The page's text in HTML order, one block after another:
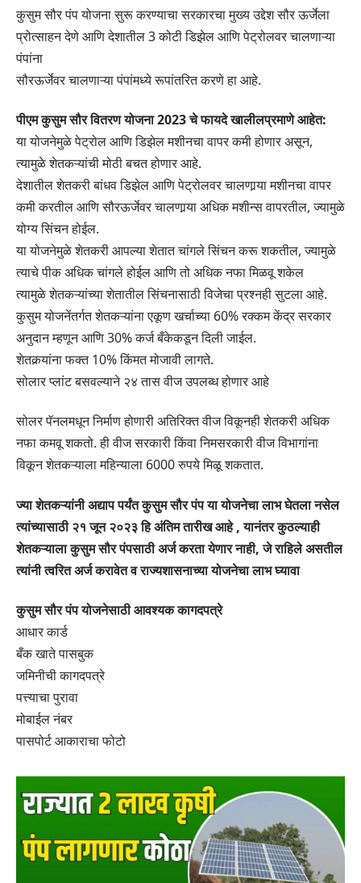
कुसुम सौर पंप योजना सुरू करण्याचा सरकारचा मुख्य उद्देश सौर ऊर्जेला
प्रोत्साहन देणे आणि देशातील 3 कोटी डिझेल आणि पेट्रोलवर चालणाऱ्या
पंपांना
सौरऊर्जेवर चालणाऱ्या पंपांमध्ये रूपांतरित करणे हा आहे.
पीएम कुसुम सौर वितरण योजना 2023 चे फायदे खालीलप्रमाणे आहेत:
या योजनेमुळे पेट्रोल आणि डिझेल मशीनचा वापर कमी होणार असून,
त्यामुळे शेतकऱ्यांची मोठी बचत होणार आहे.
देशातील शेतकरी बांधव डिझेल आणि पेट्रोलवर चालणार्‍या मशीनचा वापर
कमी करतील आणि सौरऊर्जेवर चालणार्‍या अधिक मशीन्स वापरतील, ज्यामुळे
योग्य सिंचन होईल.
या योजनेमुळे शेतकरी आपल्या शेतात चांगले सिंचन करू शकतील, ज्यामुळे
त्याचे पीक अधिक चांगले होईल आणि तो अधिक नफा मिळवू शकेल
त्यामुळे शेतकऱ्यांच्या शेतातील सिंचनासाठी विजेचा प्रश्नही सुटला आहे.
कुसुम योजनेंतर्गत शेतकऱ्यांना एकूण खर्चाच्या 60% रक्कम केंद्र सरकार
अनुदान म्हणून आणि 30% कर्ज बँकेकडून दिली जाईल.
शेतकर्‍यांना फक्त 10% किंमत मोजावी लागते.
सोलार प्लांट बसवल्याने २४ तास वीज उपलब्ध होणार आहे
सोलर पॅनलमधून निर्माण होणारी अतिरिक्त वीज विकूनही शेतकरी अधिक
नफा कमवू शकतो. ही वीज सरकारी किंवा निमसरकारी वीज विभागांना
विकून शेतकऱ्याला महिन्याला 6000 रुपये मिळू शकतात.
ज्या शेतकऱ्यांनी अद्याप पर्यंत कुसुम सौर पंप या योजनेचा लाभ घेतला नसेल
त्यांच्यासाठी २१ जून २०२३ हि अंतिम तारीख आहे , यानंतर कुठल्याही
शेतकऱ्याला कुसुम सौर पंपसाठी अर्ज करता येणार नाही, जे राहिले असतील
त्यांनी त्वरित अर्ज करावेत व राज्यशासनाच्या योजनेचा लाभ घ्यावा
कुसुम सौर पंप योजनेसाठी आवश्यक कागदपत्रे
आधार कार्ड
बँक खाते पासबुक
जमिनीची कागदपत्रे
पत्त्याचा पुरावा
मोबाईल नंबर
पासपोर्ट आकाराचा फोटो